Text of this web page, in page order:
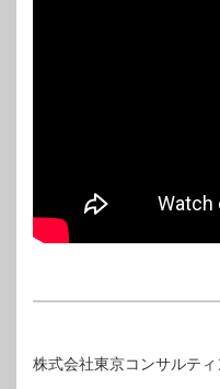
株式会社東京コンサルティ